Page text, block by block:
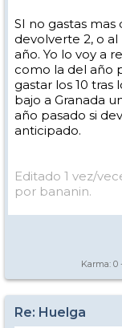
SI no gastas
devolverte 2, o
año. Yo lo voy a
como la del año
gastar los 10
bajo a Granada
año pasado si
anticipado.
Editado 1 vez/
por bananin.
Karma: 0
Re: Huelga